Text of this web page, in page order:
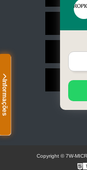
Informações
Copyright © 7W-